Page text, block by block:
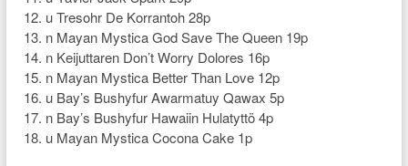
u Tresohr De Korrantoh 28p
n Mayan Mystica God Save The Queen 19p
n Keijuttaren Don’t Worry Dolores 16p
n Mayan Mystica Better Than Love 12p
u Bay’s Bushyfur Awarmatuy Qawax 5p
n Bay’s Bushyfur Hawaiin Hulatyttö 4p
u Mayan Mystica Cocona Cake 1p